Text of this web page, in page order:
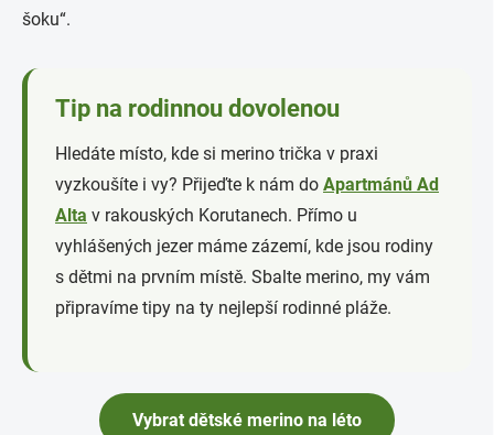
šoku“.
Tip na rodinnou dovolenou
Hledáte místo, kde si merino trička v praxi
vyzkoušíte i vy? Přijeďte k nám do Apartmánů Ad
Alta v rakouských Korutanech. Přímo u
vyhlášených jezer máme zázemí, kde jsou rodiny
s dětmi na prvním místě. Sbalte merino, my vám
připravíme tipy na ty nejlepší rodinné pláže.
Vybrat dětské merino na léto